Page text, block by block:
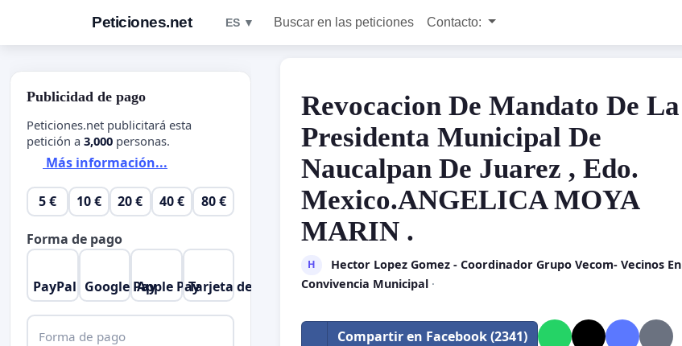
Peticiones.net ES ▼ Buscar en las peticiones Contacto:
Revocacion De Mandato De La
Presidenta Municipal De
Naucalpan De Juarez , Edo.
Mexico.ANGELICA MOYA
MARIN .
H
Hector Lopez Gomez - Coordinador Grupo Vecom- Vecinos En
Convivencia Municipal ·
Compartir en Facebook (2341)
Publicidad de pago
Peticiones.net publicitará esta
petición a 3,000 personas.
Más información...
5 € 10 € 20 € 40 € 80 €
Forma de pago
PayPal Google PayApple PayTarjeta de crédito
Forma de pago